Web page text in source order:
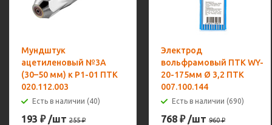
Мундштук
ацетиленовый №3А
(30–50 мм) к Р1-01 ПТК
020.112.003
Есть в наличии (40)
193 ₽ /шт 255₽
Электрод
вольфрамовый ПТК WY-
20-175мм Ø 3,2 ПТК
007.100.144
Есть в наличии (690)
768 ₽ /шт 960₽